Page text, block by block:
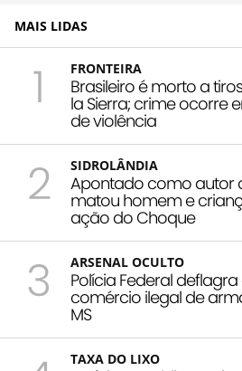
MAIS LIDAS
1 FRONTEIRA
Brasileiro é morto a
la Sierra; crime ocorre
de violência
2 SIDROLÂNDIA
Apontado como autor
matou homem e
ação do Choque
3 ARSENAL OCULTO
Polícia Federal
comércio ilegal de
MS
TAXA DO LIXO